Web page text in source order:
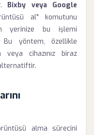
Bixby veya Google
al" komutunu
yerinize bu işlemi
Bu yöntem, özellikle
cihazınız biraz
alma sürecini